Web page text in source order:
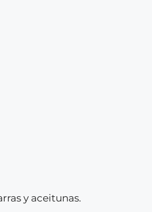
y aceitunas.